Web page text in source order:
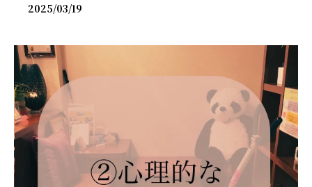
2025/03/19